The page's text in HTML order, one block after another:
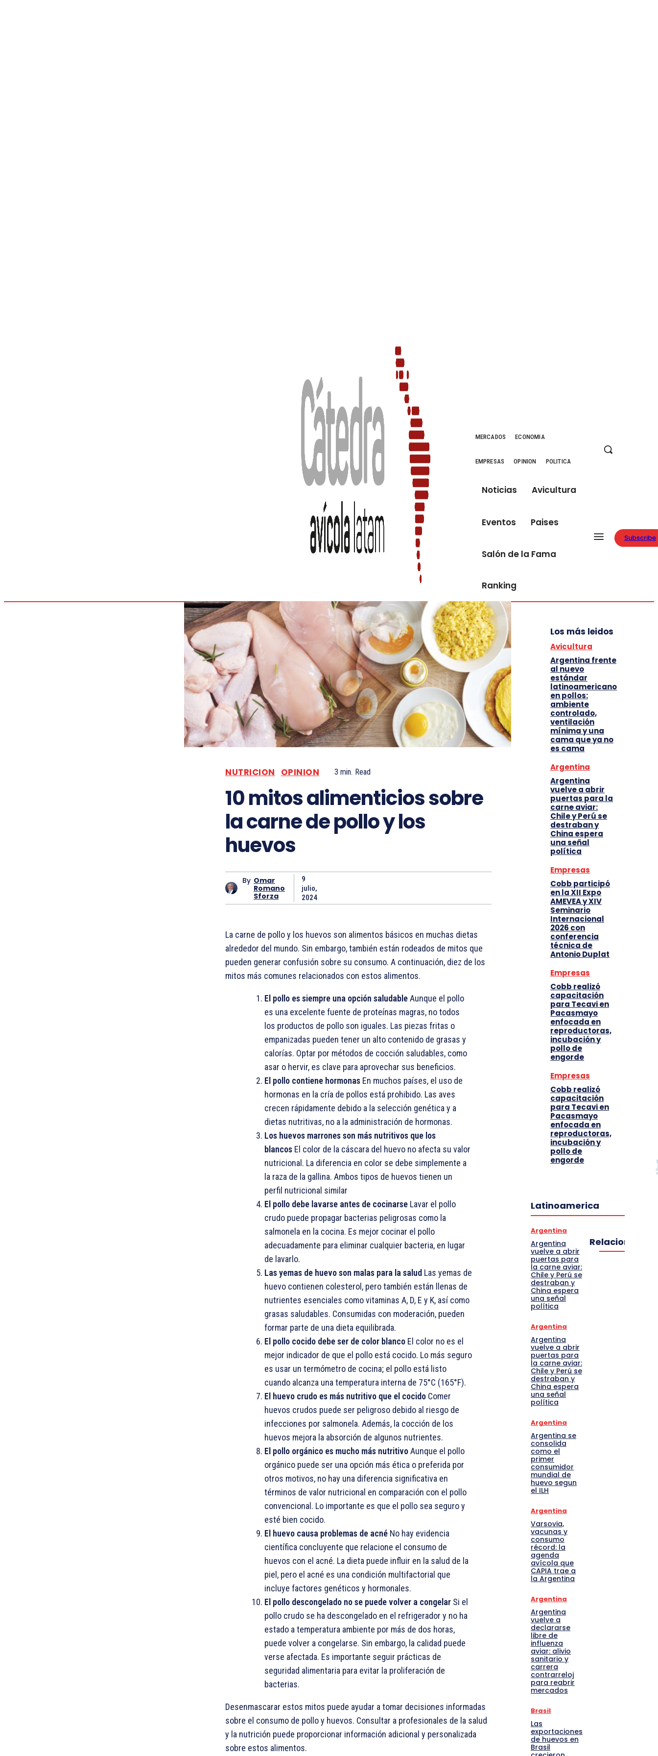
MERCADOS ECONOMIA
EMPRESAS OPINION POLITICA
Noticias Avicultura
Eventos Paises
Salón de la Fama
Ranking
Subscribe
NUTRICION OPINION 3 min. Read
10 mitos alimenticios sobre
la carne de pollo y los
huevos
By Omar
Romano
Sforza
9
julio,
2024
La carne de pollo y los huevos son alimentos básicos en muchas dietas
alrededor del mundo. Sin embargo, también están rodeados de mitos que
pueden generar confusión sobre su consumo. A continuación, diez de los
mitos más comunes relacionados con estos alimentos.
El pollo es siempre una opción saludableAunque el pollo
es una excelente fuente de proteínas magras, no todos
los productos de pollo son iguales. Las piezas fritas o
empanizadas pueden tener un alto contenido de grasas y
calorías. Optar por métodos de cocción saludables, como
asar o hervir, es clave para aprovechar sus beneficios.
El pollo contiene hormonas En muchos países, el uso de
hormonas en la cría de pollos está prohibido. Las aves
crecen rápidamente debido a la selección genética y a
dietas nutritivas, no a la administración de hormonas.
Los huevos marrones son más nutritivos que los
blancos El color de la cáscara del huevo no afecta su valor
nutricional. La diferencia en color se debe simplemente a
la raza de la gallina. Ambos tipos de huevos tienen un
perfil nutricional similar
El pollo debe lavarse antes de cocinarse Lavar el pollo
crudo puede propagar bacterias peligrosas como la
salmonela en la cocina. Es mejor cocinar el pollo
adecuadamente para eliminar cualquier bacteria, en lugar
de lavarlo.
Las yemas de huevo son malas para la salud Las yemas de
huevo contienen colesterol, pero también están llenas de
nutrientes esenciales como vitaminas A, D, E y K, así como
grasas saludables. Consumidas con moderación, pueden
formar parte de una dieta equilibrada.
El pollo cocido debe ser de color blanco El color no es el
mejor indicador de que el pollo está cocido. Lo más seguro
es usar un termómetro de cocina; el pollo está listo
cuando alcanza una temperatura interna de 75°C (165°F).
El huevo crudo es más nutritivo que el cocido Comer
huevos crudos puede ser peligroso debido al riesgo de
infecciones por salmonela. Además, la cocción de los
huevos mejora la absorción de algunos nutrientes.
El pollo orgánico es mucho más nutritivoAunque el pollo
orgánico puede ser una opción más ética o preferida por
otros motivos, no hay una diferencia significativa en
términos de valor nutricional en comparación con el pollo
convencional. Lo importante es que el pollo sea seguro y
esté bien cocido.
El huevo causa problemas de acné No hay evidencia
científica concluyente que relacione el consumo de
huevos con el acné. La dieta puede influir en la salud de la
piel, pero el acné es una condición multifactorial que
incluye factores genéticos y hormonales.
El pollo descongelado no se puede volver a congelar Si el
pollo crudo se ha descongelado en el refrigerador y no ha
estado a temperatura ambiente por más de dos horas,
puede volver a congelarse. Sin embargo, la calidad puede
verse afectada. Es importante seguir prácticas de
seguridad alimentaria para evitar la proliferación de
bacterias.
Desenmascarar estos mitos puede ayudar a tomar decisiones informadas
sobre el consumo de pollo y huevos. Consultar a profesionales de la salud
y la nutrición puede proporcionar información adicional y personalizada
sobre estos alimentos.
Los más leidos
Avicultura
Argentina frente
al nuevo
estándar
latinoamericano
en pollos:
ambiente
controlado,
ventilación
mínima y una
cama que ya no
es cama
Argentina
Argentina
vuelve a abrir
puertas para la
carne aviar:
Chile y Perú se
destraban y
China espera
una señal
política
Empresas
Cobb participó
en la XII Expo
AMEVEA y XIV
Seminario
Internacional
2026 con
conferencia
técnica de
Antonio Duplat
Empresas
Cobb realizó
capacitación
para Tecavi en
Pacasmayo
enfocada en
reproductoras,
incubación y
pollo de
engorde
Empresas
Cobb realizó
capacitación
para Tecavi en
Pacasmayo
enfocada en
reproductoras,
incubación y
pollo de
engorde
Latinoamerica
Argentina
Argentina
vuelve a abrir
puertas para
la carne aviar:
Chile y Perú se
destraban y
China espera
una señal
política
Argentina
Argentina
vuelve a abrir
puertas para
la carne aviar:
Chile y Perú se
destraban y
China espera
una señal
política
Argentina
Argentina se
consolida
como el
primer
consumidor
mundial de
huevo segun
el ILH
Argentina
Varsovia,
vacunas y
consumo
récord: la
agenda
avícola que
CAPIA trae a
la Argentina
Argentina
Argentina
vuelve a
declararse
libre de
influenza
aviar: alivio
sanitario y
carrera
contrarreloj
para reabrir
mercados
Brasil
Las
exportaciones
de huevos en
Brasil
Relacionado